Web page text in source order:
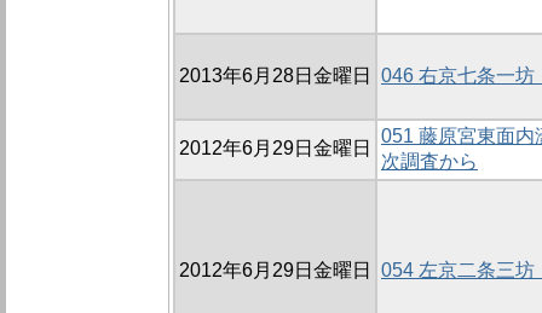
2013年6月28日金曜日 046 右京七条一坊
2012年6月29日金曜日
051 藤原宮東面
次調査から
2012年6月29日金曜日 054 左京二条三